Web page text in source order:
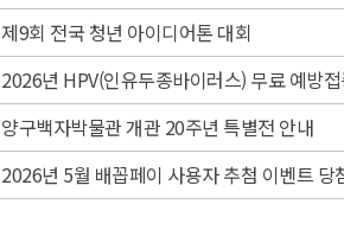
제9회 전국 청년 아이디어톤 대회
2026년 HPV(인유두종바이러스) 무료 예방
양구백자박물관 개관 20주년 특별전 안내
2026년 5월 배꼽페이 사용자 추첨 이벤트 당